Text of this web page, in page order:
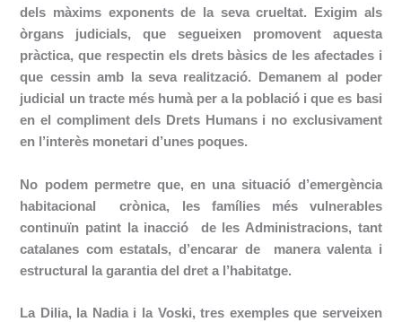
dels màxims exponents de la seva crueltat.
Exigim als
òrgans judicials, que segueixen promovent aquesta
pràctica, que respectin els drets bàsics de les afectades i
que cessin amb la seva realització. Demanem al poder
judicial un tracte més humà per a la població i que es basi
en el compliment dels Drets Humans i no exclusivament
en l’interès monetari d’unes poques.
No podem permetre que, en una situació d’emergència
habitacional crònica, les famílies més vulnerables
continuïn patint la inacció de les Administracions, tant
catalanes com estatals, d’encarar de manera valenta i
estructural la garantia del dret a l’habitatge.
La Dilia, la Nadia i la Voski, tres exemples que serveixen